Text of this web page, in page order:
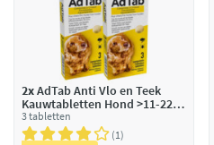
2xAdTab Anti Vlo en Teek
Kauwtabletten Hond >11-22
kg
3 tabletten
1